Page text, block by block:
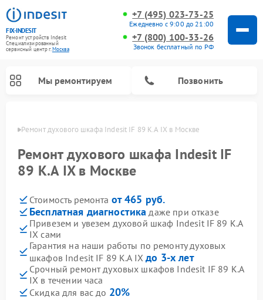
FIX-INDESIT
Ремонт устройств Indesit
Специализированный
cервисный центр г.Москва
+7 (495) 023-73-25
Ежедневно с 9:00 до 21:00
+7 (800) 100-33-26
Звонок бесплатный по РФ
Мы ремонтируем Позвонить
Ремонт духового шкафа Indesit IF 89 K.A IX в Москве
Ремонт духового шкафа Indesit IF
89 K.A IX в Москве
Стоимость ремонта от 465 руб.
Бесплатная диагностика даже при отказе
Привезем и увезем духовой шкаф Indesit IF 89 K.A
IX сами
Гарантия на наши работы по ремонту духовых
шкафов Indesit IF 89 K.A IXдо 3-х лет
Срочный ремонт духовых шкафов Indesit IF 89 K.A
IX в течении часа
Скидка для вас до 20%